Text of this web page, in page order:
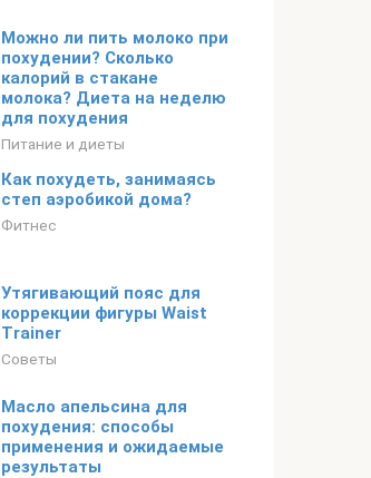
Можно ли пить молоко при
похудении? Сколько
калорий в стакане
молока? Диета на неделю
для похудения
Питание и диеты
Как похудеть, занимаясь
степ аэробикой дома?
Фитнес
Утягивающий пояс для
коррекции фигуры Waist
Trainer
Советы
Масло апельсина для
похудения: способы
применения и ожидаемые
результаты